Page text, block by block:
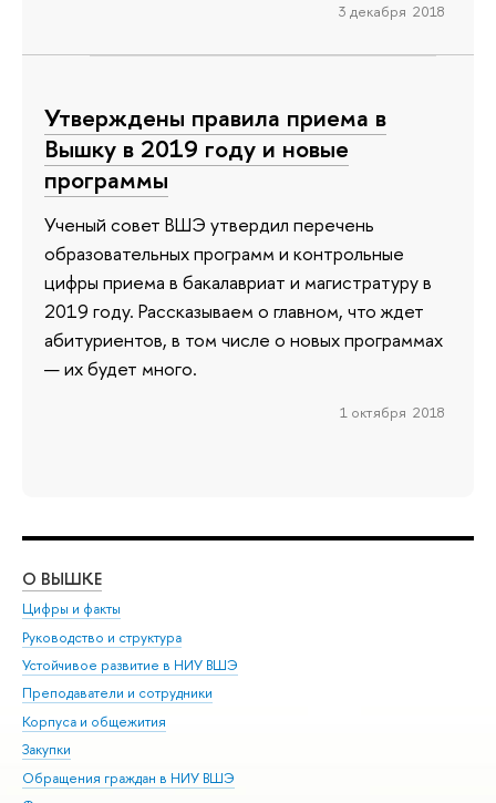
3 декабря 2018
Утверждены правила приема в
Вышку в 2019 году и новые
программы
Ученый совет ВШЭ утвердил перечень
образовательных программ и контрольные
цифры приема в бакалавриат и магистратуру в
2019 году. Рассказываем о главном, что ждет
абитуриентов, в том числе о новых программах
— их будет много.
1 октября 2018
О ВЫШКЕ
Цифры и факты
Руководство и структура
Устойчивое развитие в НИУ ВШЭ
Преподаватели и сотрудники
Корпуса и общежития
Закупки
Обращения граждан в НИУ ВШЭ